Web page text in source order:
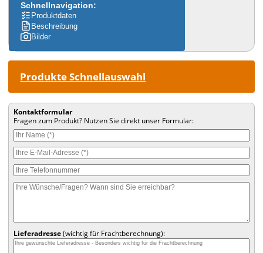
Schnellnavigation:
Produktdaten
Beschreibung
Bilder
Produkte Schnellauswahl
Kontaktformular
Fragen zum Produkt? Nutzen Sie direkt unser Formular:
Lieferadresse(wichtig für Frachtberechnung):